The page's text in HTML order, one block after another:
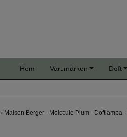
Hem Varumärken Doft
› Maison Berger - Molecule Plum - Doftlampa -